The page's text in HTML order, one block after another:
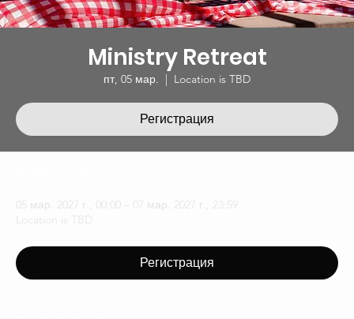
Ministry Retreat
пт, 05 мар.
  |
Location is TBD
Регистрация
05 мар. 2027 г., 00:00 – 07 мар. 2027 г., 23:59
Location is TBD
Регистрация